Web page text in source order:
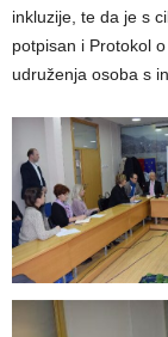
inkluzije, te da je s
potpisan i Protokol
udruženja osoba s